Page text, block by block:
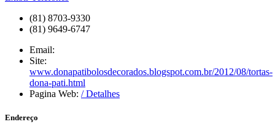
(81) 8703-9330
(81) 9649-6747
Email:
Site:
www.donapatibolosdecorados.blogspot.com.br/2012/08/tortas-
dona-pati.html
Pagina Web: / Detalhes
Endereço